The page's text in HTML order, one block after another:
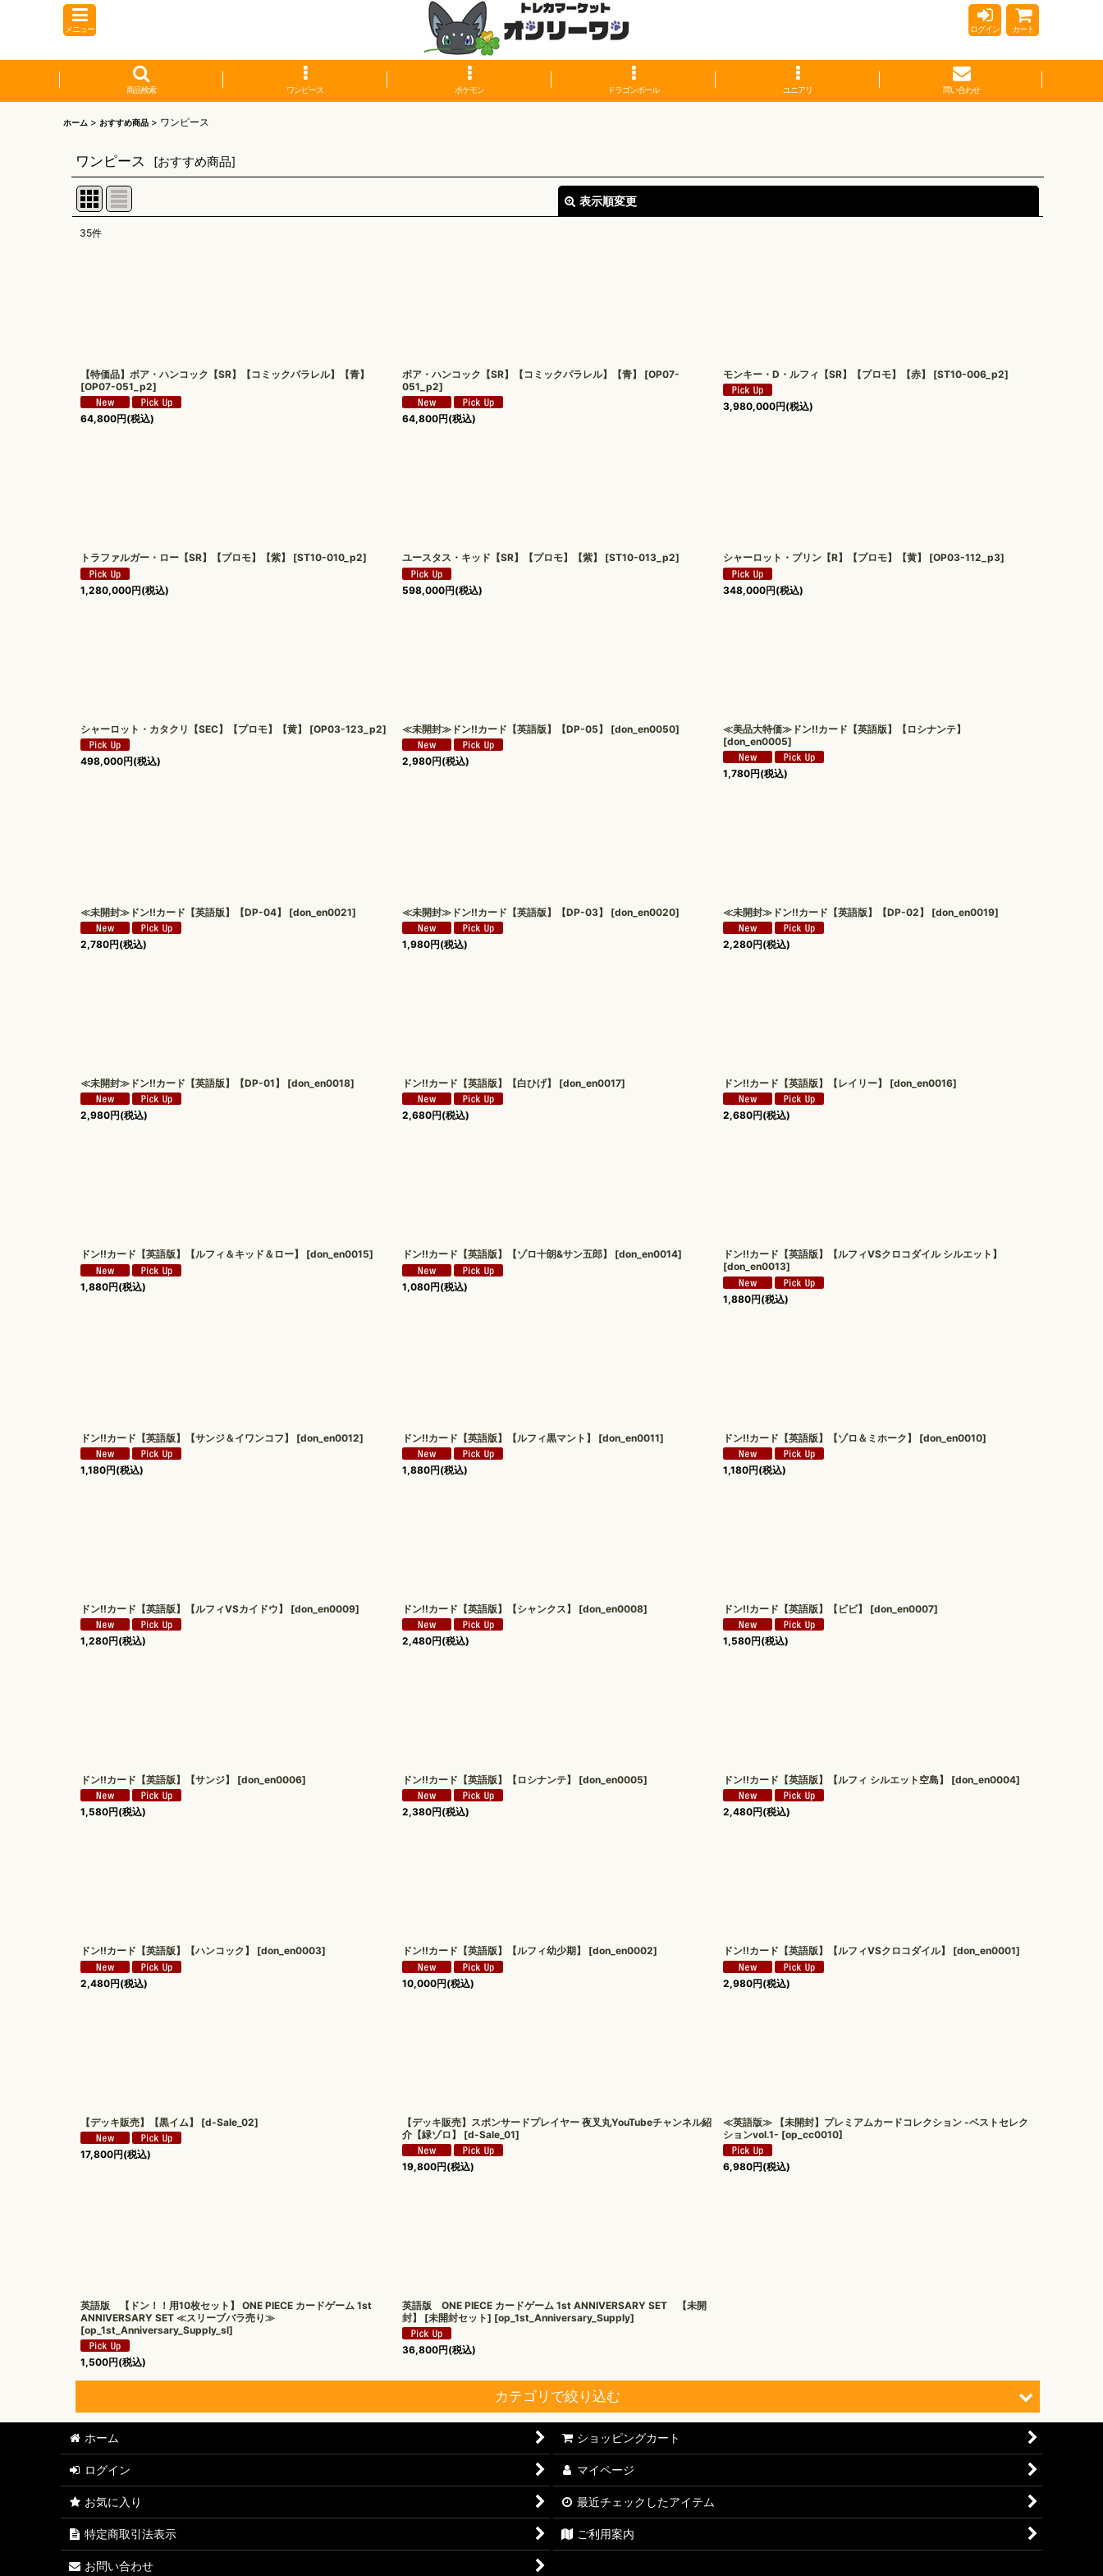
メニュー ログイン カート
商品検索 ワンピース ポケモン ドラゴンボール ユニアリ 問い合わせ
ホーム > おすすめ商品 > ワンピース
ワンピース [おすすめ商品]
表示順変更
絞り込む
35件
【特価品】ボア・ハンコック【SR】【コミックパラレル】【青】
[OP07-051_p2]
64,800円(税込)
ボア・ハンコック【SR】【コミックパラレル】【青】 [OP07-
051_p2]
64,800円(税込)
モンキー・D・ルフィ【SR】【プロモ】【赤】 [ST10-006_p2]
3,980,000円(税込)
トラファルガー・ロー【SR】【プロモ】【紫】 [ST10-010_p2]
1,280,000円(税込)
ユースタス・キッド【SR】【プロモ】【紫】 [ST10-013_p2]
598,000円(税込)
シャーロット・プリン【R】【プロモ】【黄】 [OP03-112_p3]
348,000円(税込)
シャーロット・カタクリ【SEC】【プロモ】【黄】 [OP03-123_p2]
498,000円(税込)
≪未開封≫ドン!!カード【英語版】【DP-05】 [don_en0050]
2,980円(税込)
≪美品大特価≫ドン!!カード【英語版】【ロシナンテ】
[don_en0005]
1,780円(税込)
≪未開封≫ドン!!カード【英語版】【DP-04】 [don_en0021]
2,780円(税込)
≪未開封≫ドン!!カード【英語版】【DP-03】 [don_en0020]
1,980円(税込)
≪未開封≫ドン!!カード【英語版】【DP-02】 [don_en0019]
2,280円(税込)
≪未開封≫ドン!!カード【英語版】【DP-01】 [don_en0018]
2,980円(税込)
ドン!!カード【英語版】【白ひげ】 [don_en0017]
2,680円(税込)
ドン!!カード【英語版】【レイリー】 [don_en0016]
2,680円(税込)
ドン!!カード【英語版】【ルフィ＆キッド＆ロー】 [don_en0015]
1,880円(税込)
ドン!!カード【英語版】【ゾロ十朗&サン五郎】 [don_en0014]
1,080円(税込)
ドン!!カード【英語版】【ルフィVSクロコダイル シルエット】
[don_en0013]
1,880円(税込)
ドン!!カード【英語版】【サンジ＆イワンコフ】 [don_en0012]
1,180円(税込)
ドン!!カード【英語版】【ルフィ黒マント】 [don_en0011]
1,880円(税込)
ドン!!カード【英語版】【ゾロ＆ミホーク】 [don_en0010]
1,180円(税込)
ドン!!カード【英語版】【ルフィVSカイドウ】 [don_en0009]
1,280円(税込)
ドン!!カード【英語版】【シャンクス】 [don_en0008]
2,480円(税込)
ドン!!カード【英語版】【ビビ】 [don_en0007]
1,580円(税込)
ドン!!カード【英語版】【サンジ】 [don_en0006]
1,580円(税込)
ドン!!カード【英語版】【ロシナンテ】 [don_en0005]
2,380円(税込)
ドン!!カード【英語版】【ルフィ シルエット空島】 [don_en0004]
2,480円(税込)
ドン!!カード【英語版】【ハンコック】 [don_en0003]
2,480円(税込)
ドン!!カード【英語版】【ルフィ幼少期】 [don_en0002]
10,000円(税込)
ドン!!カード【英語版】【ルフィVSクロコダイル】 [don_en0001]
2,980円(税込)
【デッキ販売】【黒イム】 [d-Sale_02]
17,800円(税込)
【デッキ販売】スポンサードプレイヤー 夜叉丸YouTubeチャンネル紹
介【緑ゾロ】
[d-Sale_01]
19,800円(税込)
≪英語版≫ 【未開封】プレミアムカードコレクション -ベストセレク
ションvol.1- [op_cc0010]
6,980円(税込)
英語版 【ドン！！用10枚セット】 ONE PIECE カードゲーム 1st
ANNIVERSARY SET ≪スリーブバラ売り≫
[op_1st_Anniversary_Supply_sl]
1,500円(税込)
英語版 ONE PIECE カードゲーム 1st ANNIVERSARY SET 【未開
封】 [未開封セット] [op_1st_Anniversary_Supply]
36,800円(税込)
カテゴリで絞り込む
ワンピース (全商品)
タイトル別
プロモ
ホーム ショッピングカート
ログイン マイページ
お気に入り 最近チェックしたアイテム
特定商取引法表示 ご利用案内
お問い合わせ